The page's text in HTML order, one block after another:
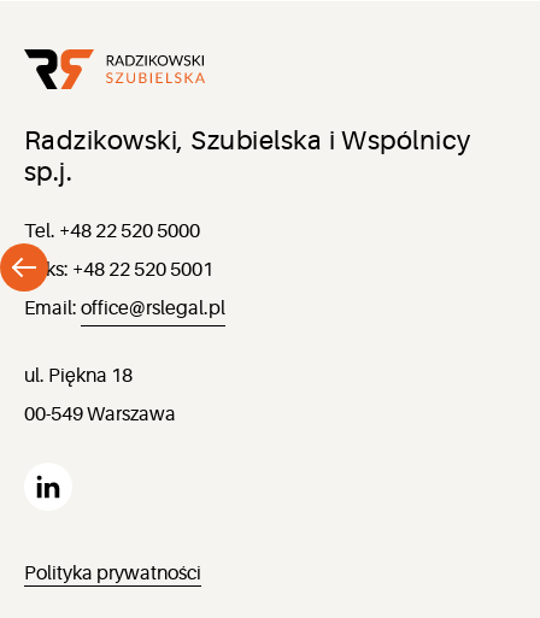
Radzikowski, Szubielska i Wspólnicy
sp.j.
Tel. +48 22 520 5000
Faks: +48 22 520 5001
Email: office@rslegal.pl
ul. Piękna 18
00-549 Warszawa
Polityka prywatności